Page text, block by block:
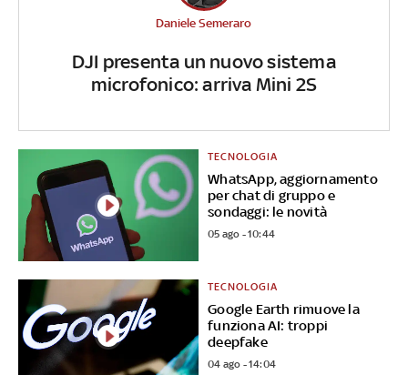
DJI presenta un nuovo sistema
microfonico: arriva Mini 2S
Daniele Semeraro
WhatsApp, aggiornamento
per chat di gruppo e
sondaggi: le novità
TECNOLOGIA
05 ago - 10:44
Google Earth rimuove la
funziona AI: troppi
deepfake
TECNOLOGIA
04 ago - 14:04